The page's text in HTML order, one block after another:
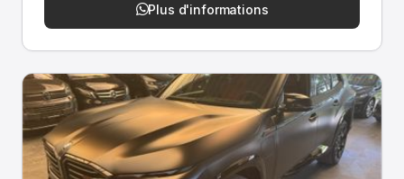
Plus d'informations